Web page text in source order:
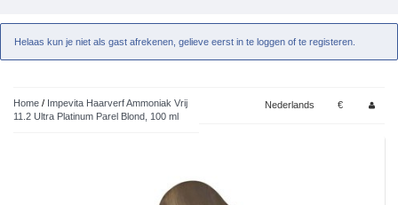
Helaas kun je niet als gast afrekenen, gelieve eerst in te loggen of te registeren.
Home / Impevita Haarverf Ammoniak Vrij
11.2 Ultra Platinum Parel Blond, 100 ml
Nederlands €